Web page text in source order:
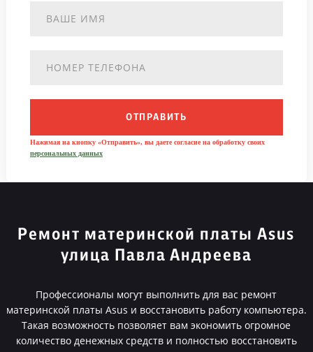
ОТПРАВИТЬ
Нажимая на кнопку «Отправить», вы даете согласие на обработку своих
персональных данных
Ремонт материнской платы Asus
улица Павла Андреева
Профессионалы могут выполнить для вас ремонт
материнской платы Asus и восстановить работу компьютера.
Такая возможность позволяет вам экономить огромное
количество денежных средств и полностью восстановить